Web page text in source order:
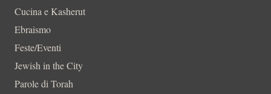
Cucina e Kasherut
Ebraismo
Feste/Eventi
Jewish in the City
Parole di Torah